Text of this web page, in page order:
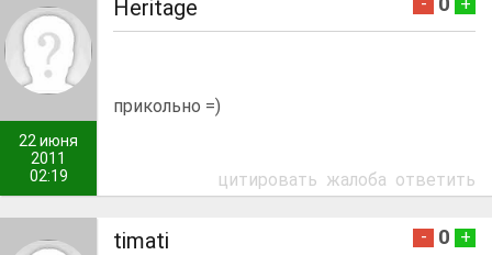
22 июня
2011
02:19
Heritage
прикольно =)
цитировать жалоба ответить
timati - 0 +